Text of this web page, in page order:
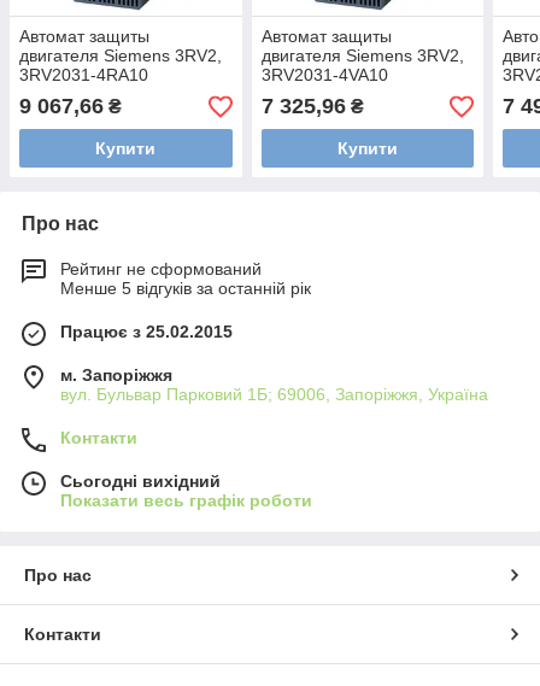
Автомат защиты
двигателя Siemens 3RV2,
3RV2031-4RA10
9 067,66 ₴
Купити
Автомат защиты
двигателя Siemens 3RV2,
3RV2031-4VA10
7 325,96₴
Купити
7
Про нас
Рейтинг не сформований
Менше 5 відгуків за останній рік
Працює з 25.02.2015
м. Запоріжжя
вул. Бульвар Парковий 1Б; 69006, Запоріжжя, Україна
Контакти
Сьогодні вихідний
Показати весь графік роботи
Про нас
Контакти